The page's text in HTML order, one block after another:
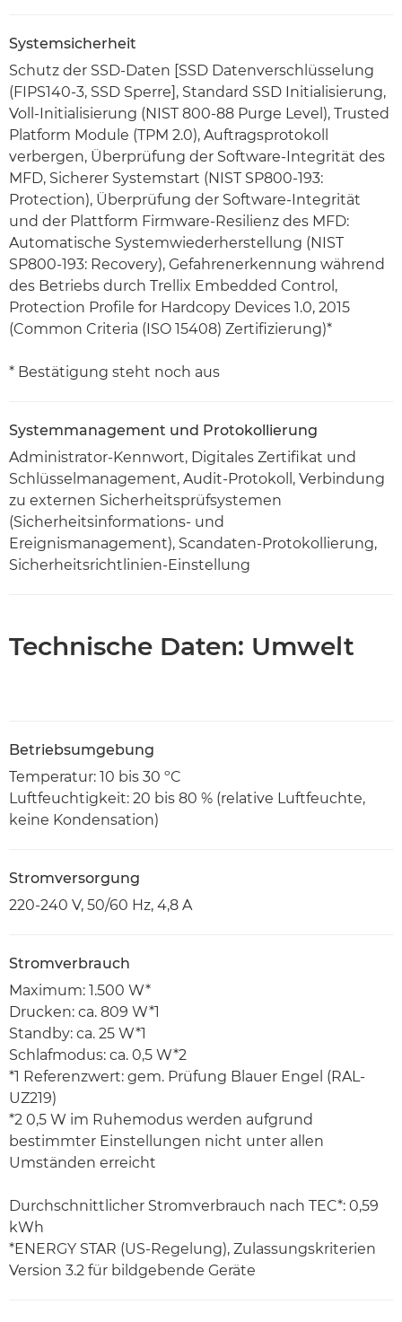
Systemsicherheit
Schutz der SSD-Daten [SSD Datenverschlüsselung
(FIPS140-3, SSD Sperre], Standard SSD Initialisierung,
Voll-Initialisierung (NIST 800-88 Purge Level), Trusted
Platform Module (TPM 2.0), Auftragsprotokoll
verbergen, Überprüfung der Software-Integrität des
MFD, Sicherer Systemstart (NIST SP800-193:
Protection), Überprüfung der Software-Integrität
und der Plattform Firmware-Resilienz des MFD:
Automatische Systemwiederherstellung (NIST
SP800-193: Recovery), Gefahrenerkennung während
des Betriebs durch Trellix Embedded Control,
Protection Profile for Hardcopy Devices 1.0, 2015
(Common Criteria (ISO 15408) Zertifizierung)*
* Bestätigung steht noch aus
Systemmanagement und Protokollierung
Administrator-Kennwort, Digitales Zertifikat und
Schlüsselmanagement, Audit-Protokoll, Verbindung
zu externen Sicherheitsprüfsystemen
(Sicherheitsinformations- und
Ereignismanagement), Scandaten-Protokollierung,
Sicherheitsrichtlinien-Einstellung
Technische Daten: Umwelt
Betriebsumgebung
Temperatur: 10 bis 30 ºC
Luftfeuchtigkeit: 20 bis 80 % (relative Luftfeuchte,
keine Kondensation)
Stromversorgung
220-240 V, 50/60 Hz, 4,8 A
Stromverbrauch
Maximum: 1.500 W*
Drucken: ca. 809 W*1
Standby: ca. 25 W*1
Schlafmodus: ca. 0,5 W*2
*1 Referenzwert: gem. Prüfung Blauer Engel (RAL-
UZ219)
*2 0,5 W im Ruhemodus werden aufgrund
bestimmter Einstellungen nicht unter allen
Umständen erreicht
Durchschnittlicher Stromverbrauch nach TEC*: 0,59
kWh
*ENERGY STAR (US-Regelung), Zulassungskriterien
Version 3.2 für bildgebende Geräte